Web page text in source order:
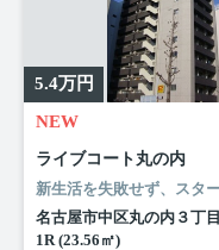
5.4万円
NEW
ライブコート丸の内
名古屋市中区丸の内３丁目
1R (23.56㎡)